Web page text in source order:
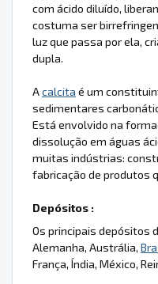
com ácido diluído,
costuma ser
luz que passa por ela,
dupla.
Acalcita é um
sedimentares
Está envolvido na
dissolução em águas
muitas indústrias:
fabricação de produtos
Depósitos :
Os principais depósitos
Alemanha, Austrália,
França, Índia, México,